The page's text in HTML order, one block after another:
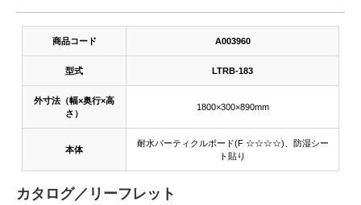
商品コード A003960
型式 LTRB-183
外寸法（幅×奥行×高
さ）
1800×300×890mm
本体
耐水パーティクルボード(F ☆☆☆☆)、防湿シー
ト貼り
カタログ／リーフレット